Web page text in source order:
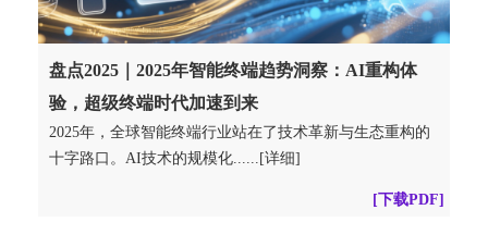
盘点2025｜2025年智能终端趋势洞察：AI重构体
验，超级终端时代加速到来
2025年，全球智能终端行业站在了技术革新与生态重构的
十字路口。AI技术的规模化......[详细]
[下载PDF]